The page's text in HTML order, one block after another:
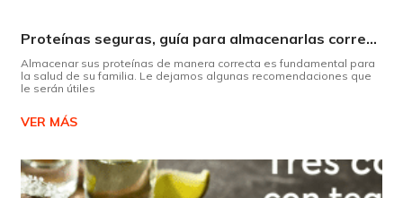
Proteínas seguras, guía para almacenarlas correctamente Copiar
Almacenar sus proteínas de manera correcta es fundamental para
la salud de su familia. Le dejamos algunas recomendaciones que
le serán útiles
VER MÁS